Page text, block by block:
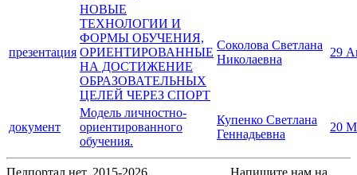
презентация
НОВЫЕ
ТЕХНОЛОГИИ И
ФОРМЫ ОБУЧЕНИЯ,
ОРИЕНТИРОВАННЫЕ
НА ДОСТИЖЕНИЕ
ОБРАЗОВАТЕЛЬНЫХ
ЦЕЛЕЙ ЧЕРЕЗ СПОРТ
Соколова Светлана
Николаевна
29
документ
Модель личностно-
ориентированного
обучения.
Купенко Светлана
Геннадьевна
20